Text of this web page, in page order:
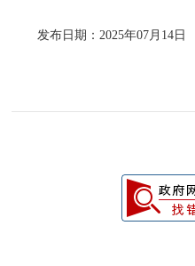
发布日期：2025年07月14日